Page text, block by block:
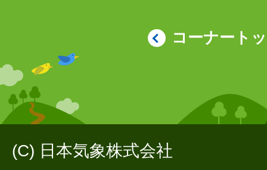
コーナート
(C) 日本気象株式会社